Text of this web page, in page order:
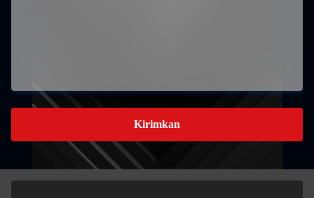
Kirimkan